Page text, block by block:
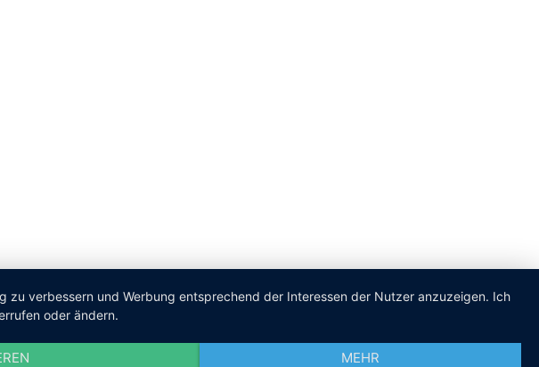
verbessern und Werbung entsprechend der Interessen der Nutzer anzuzeigen. Ich
oder ändern.
MEHR